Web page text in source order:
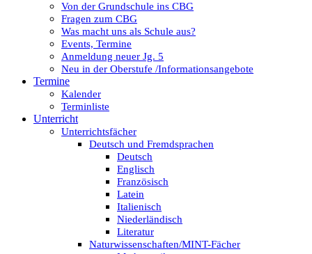
Von der Grundschule ins CBG
Fragen zum CBG
Was macht uns als Schule aus?
Events, Termine
Anmeldung neuer Jg. 5
Neu in der Oberstufe /Informationsangebote
Termine
Kalender
Terminliste
Unterricht
Unterrichtsfächer
Deutsch und Fremdsprachen
Deutsch
Englisch
Französisch
Latein
Italienisch
Niederländisch
Literatur
Naturwissenschaften/MINT-Fächer